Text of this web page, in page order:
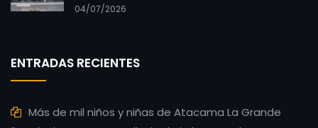
04/07/2026
ENTRADAS RECIENTES
Más de mil niños y niñas de Atacama La Grande